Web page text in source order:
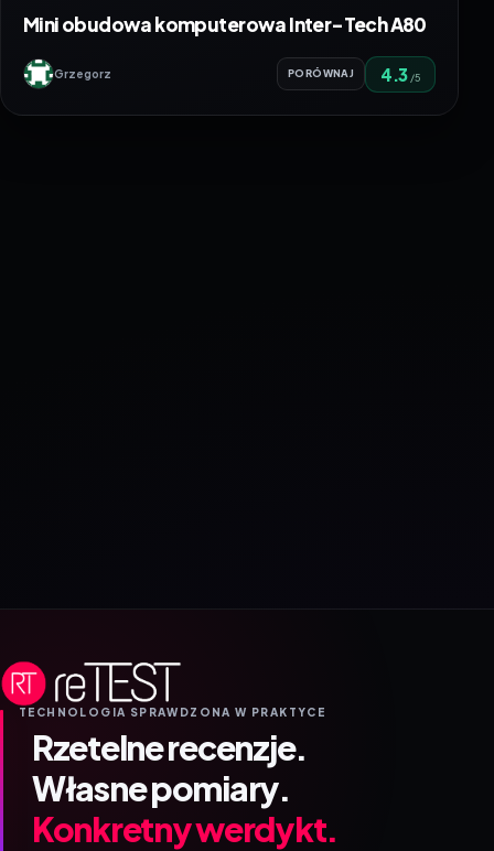
Mini obudowa komputerowa Inter-Tech A80
Grzegorz PORÓWNAJ 4.3 /5
TECHNOLOGIA SPRAWDZONA W PRAKTYCE
Rzetelne recenzje.
Własne pomiary.
Konkretny werdykt.